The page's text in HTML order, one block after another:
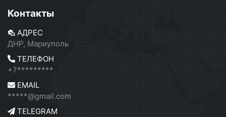
Контакты
АДРЕС
ДНР, Мариуполь
ТЕЛЕФОН
+7*********
EMAIL
*****@gmail.com
TELEGRAM